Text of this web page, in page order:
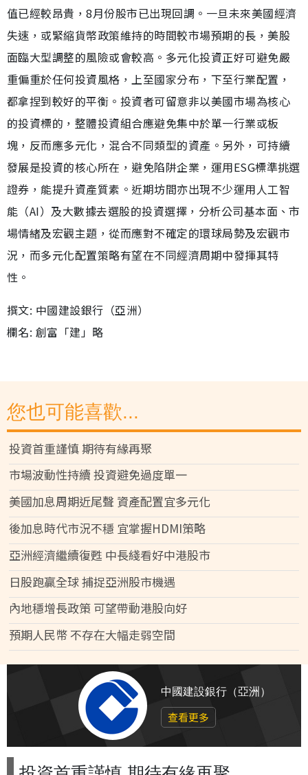
值已經較昂貴，8月份股市已出現回調。一旦未來美國經濟
失速，或緊縮貨幣政策維持的時間較市場預期的長，美股
面臨大型調整的風險或會較高。多元化投資正好可避免嚴
重偏重於任何投資風格，上至國家分布，下至行業配置，
都拿捏到較好的平衡。投資者可留意非以美國市場為核心
的投資標的，整體投資組合應避免集中於單一行業或板
塊，反而應多元化，混合不同類型的資產。另外，可持續
發展是投資的核心所在，避免陷阱企業，運用ESG標準挑選
證券，能提升資產質素。近期坊間亦出現不少運用人工智
能（AI）及大數據去選股的投資選擇，分析公司基本面、市
場情緒及宏觀主題，從而應對不確定的環球局勢及宏觀市
況，而多元化配置策略有望在不同經濟周期中發揮其特
性。
撰文: 中國建設銀行（亞洲）
欄名: 創富「建」略
您也可能喜歡...
投資首重謹慎 期待有緣再聚
市場波動性持續 投資避免過度單一
美國加息周期近尾聲 資產配置宜多元化
後加息時代市況不穩 宜掌握HDMI策略
亞洲經濟繼續復甦 中長綫看好中港股市
日股跑贏全球 捕捉亞洲股市機遇
內地穩增長政策 可望帶動港股向好
預期人民幣 不存在大幅走弱空間
中國建設銀行（亞洲）
查看更多